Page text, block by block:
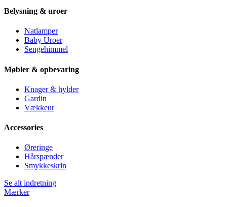
Belysning & uroer
Natlamper
Baby Uroer
Sengehimmel
Møbler & opbevaring
Knager & hylder
Gardin
Vækkeur
Accessories
Øreringe
Hårspænder
Smykkeskrin
Se alt indretning
Mærker